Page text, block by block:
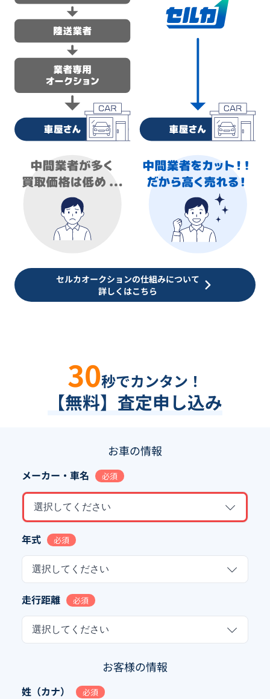
セルカオークションの仕組みについて
詳しくはこちら
30秒でカンタン！
【無料】査定申し込み
お車の情報
メーカー・車名 必須
選択してください
年式 必須
選択してください
走行距離 必須
選択してください
お客様の情報
姓（カナ） 必須